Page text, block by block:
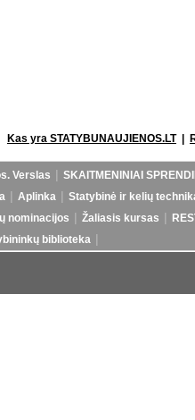
Kas yra STATYBUNAUJIENOS.LT|
Verslas
SKAITMENINIAI
Aplinka
Statybinė ir kelių
nominacijos Žaliasis kursas
biblioteka